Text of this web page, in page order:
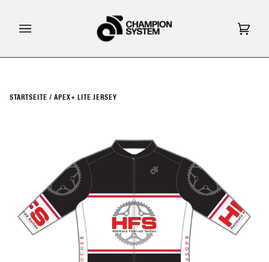
Inhalt
STARTSEITE / APEX+ LITE JERSEY